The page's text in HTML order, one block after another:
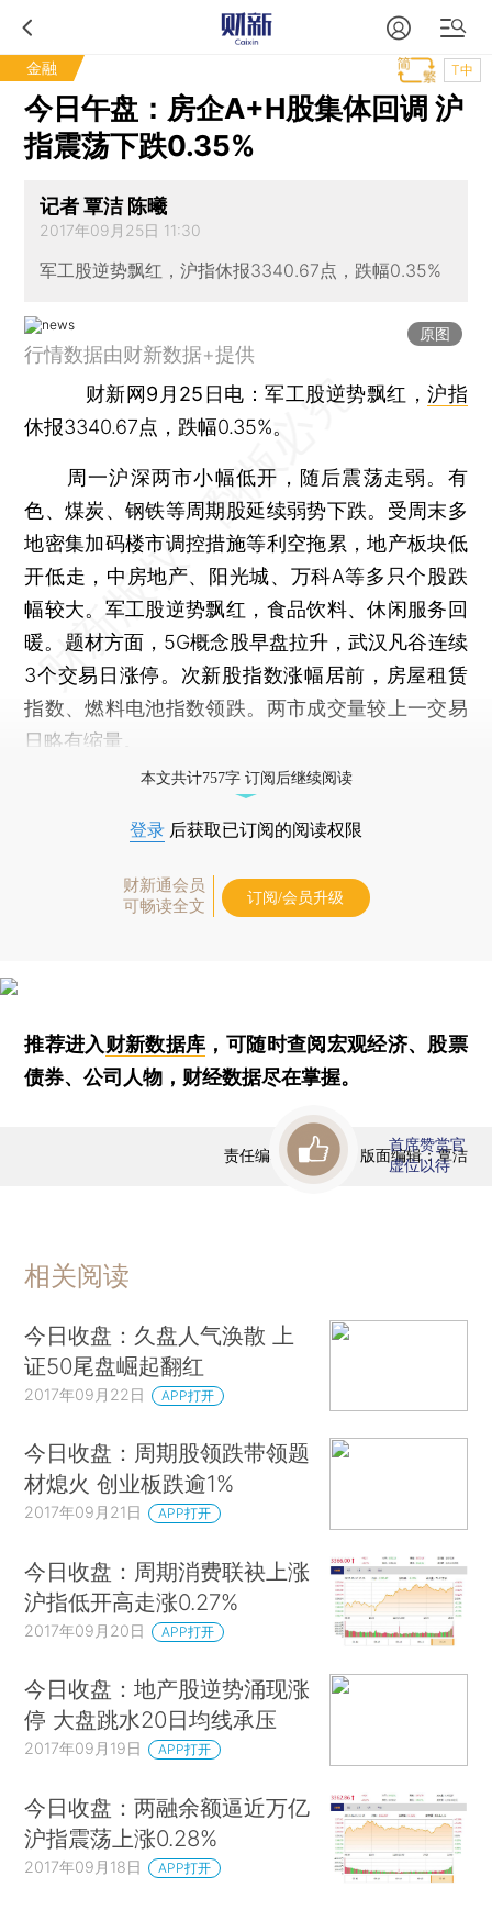
金融 T中
今日午盘：房企A+H股集体回调 沪
指震荡下跌0.35%
记者 覃洁 陈曦
2017年09月25日 11:30
军工股逆势飘红，沪指休报3340.67点，跌幅0.35%
原图
行情数据由财新数据+提供
财新网9月25日电：军工股逆势飘红，沪指
休报3340.67点，跌幅0.35%。
周一沪深两市小幅低开，随后震荡走弱。有
色、煤炭、钢铁等周期股延续弱势下跌。受周末多
地密集加码楼市调控措施等利空拖累，地产板块低
开低走，中房地产、阳光城、万科A等多只个股跌
幅较大。军工股逆势飘红，食品饮料、休闲服务回
暖。题材方面，5G概念股早盘拉升，武汉凡谷连续
3个交易日涨停。次新股指数涨幅居前，房屋租赁
指数、燃料电池指数领跌。两市成交量较上一交易
日略有缩量。
本文共计757字 订阅后继续阅读
登录 后获取已订阅的阅读权限
财新通会员
可畅读全文
订阅/会员升级
推荐进入财新数据库 ，可随时查阅宏观经济、股票
债券、公司人物，财经数据尽在掌握。
责任编辑：曹文姣 | 版面编辑：覃洁
首席赞赏官
虚位以待
相关阅读
今日收盘：久盘人气涣散 上
证50尾盘崛起翻红
2017年09月22日 APP打开
今日收盘：周期股领跌带领题
材熄火 创业板跌逾1%
2017年09月21日 APP打开
今日收盘：周期消费联袂上涨
沪指低开高走涨0.27%
2017年09月20日 APP打开
今日收盘：地产股逆势涌现涨
停 大盘跳水20日均线承压
2017年09月19日 APP打开
今日收盘：两融余额逼近万亿
沪指震荡上涨0.28%
2017年09月18日 APP打开